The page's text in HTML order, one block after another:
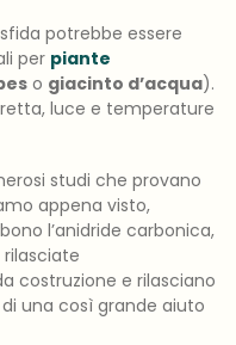
potrebbe essere
per piante
o giacinto d’acqua).
luce e temperature
studi che provano
appena visto,
l’anidride carbonica,
costruzione e rilasciano
una così grande aiuto